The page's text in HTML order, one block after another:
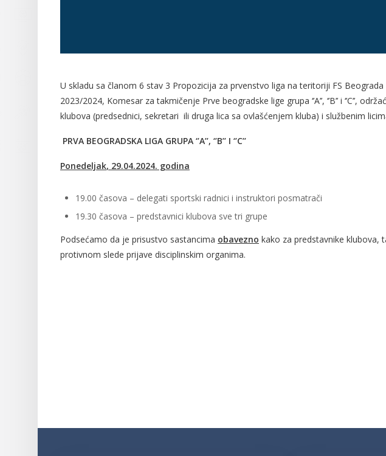
U skladu sa članom 6 stav 3 Propozicija za prvenstvo liga na teritoriji FS
2023/2024, Komesar za takmičenje Prve beogradske lige grupa ‘’A’’, ‘’B’’ i ‘’C’’,
klubova (predsednici, sekretari ili druga lica sa ovlašćenjem kluba) i službenim
PRVA BEOGRADSKA LIGA GRUPA ‘’A’’, ‘’B’’ I ‘’C’’
Ponedeljak, 29.04.2024. godina
19.00 časova – delegati sportski radnici i instruktori posmatrači
19.30 časova – predstavnici klubova sve tri grupe
Podsećamo da je prisustvo sastancima obavezno kako za predstavnike klubova,
protivnom slede prijave disciplinskim organima.